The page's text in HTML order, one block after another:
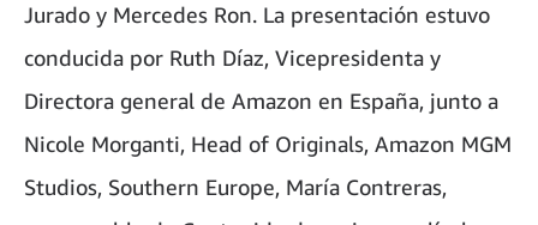
Jurado y Mercedes Ron. La presentación estuvo
conducida por Ruth Díaz, Vicepresidenta y
Directora general de Amazon en España, junto a
Nicole Morganti, Head of Originals, Amazon MGM
Studios, Southern Europe, María Contreras,